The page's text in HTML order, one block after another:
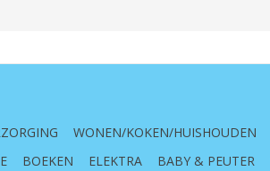
WONEN/KOKEN/HUISHOUDEN
BOEKEN ELEKTRA BABY & PEUTER